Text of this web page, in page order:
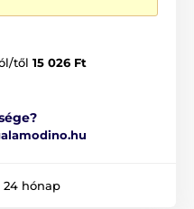
től 15 026 Ft
24 hónap